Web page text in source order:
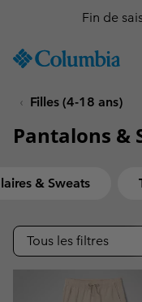
TO
SKIP
MAIN
SKIP
Filles (4-18 ans)
Pantalons &
& Sweats
Tous les filtres